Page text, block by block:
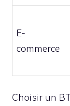
E-
commerce
Choisir un